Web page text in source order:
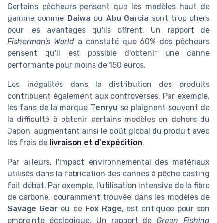
Certains pêcheurs pensent que les modèles haut de
gamme comme Daiwa ou Abu Garcia sont trop chers
pour les avantages qu'ils offrent. Un rapport de
Fisherman's World a constaté que 60% des pêcheurs
pensent qu'il est possible d'obtenir une canne
performante pour moins de 150 euros.
Les inégalités dans la distribution des produits
contribuent également aux controverses. Par exemple,
les fans de la marque Tenryu se plaignent souvent de
la difficulté à obtenir certains modèles en dehors du
Japon, augmentant ainsi le coût global du produit avec
les frais de livraison et d'expédition.
Par ailleurs, l'impact environnemental des matériaux
utilisés dans la fabrication des cannes à pêche casting
fait débat. Par exemple, l'utilisation intensive de la fibre
de carbone, couramment trouvée dans les modèles de
Savage Gear ou de Fox Rage, est critiquée pour son
empreinte écologique. Un rapport de Green Fishing